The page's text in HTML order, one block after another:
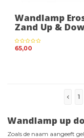
Wandlamp
Zand Up &
65,00
1
Wandlamp up
Zoals de naam aangeeft